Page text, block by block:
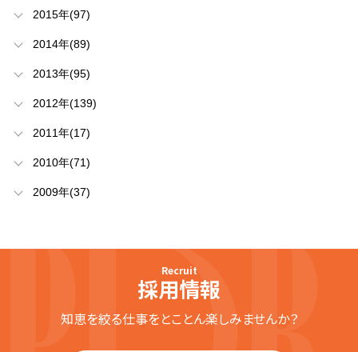
2015年(97)
2014年(89)
2013年(95)
2012年(139)
2011年(17)
2010年(71)
2009年(37)
Recruit
採用情報
知恵を絞る仕事をとことん楽しみませんか？